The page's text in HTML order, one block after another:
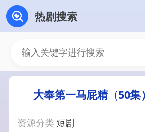
热剧搜索
大奉第一马屁精（50集
资源分类 短剧